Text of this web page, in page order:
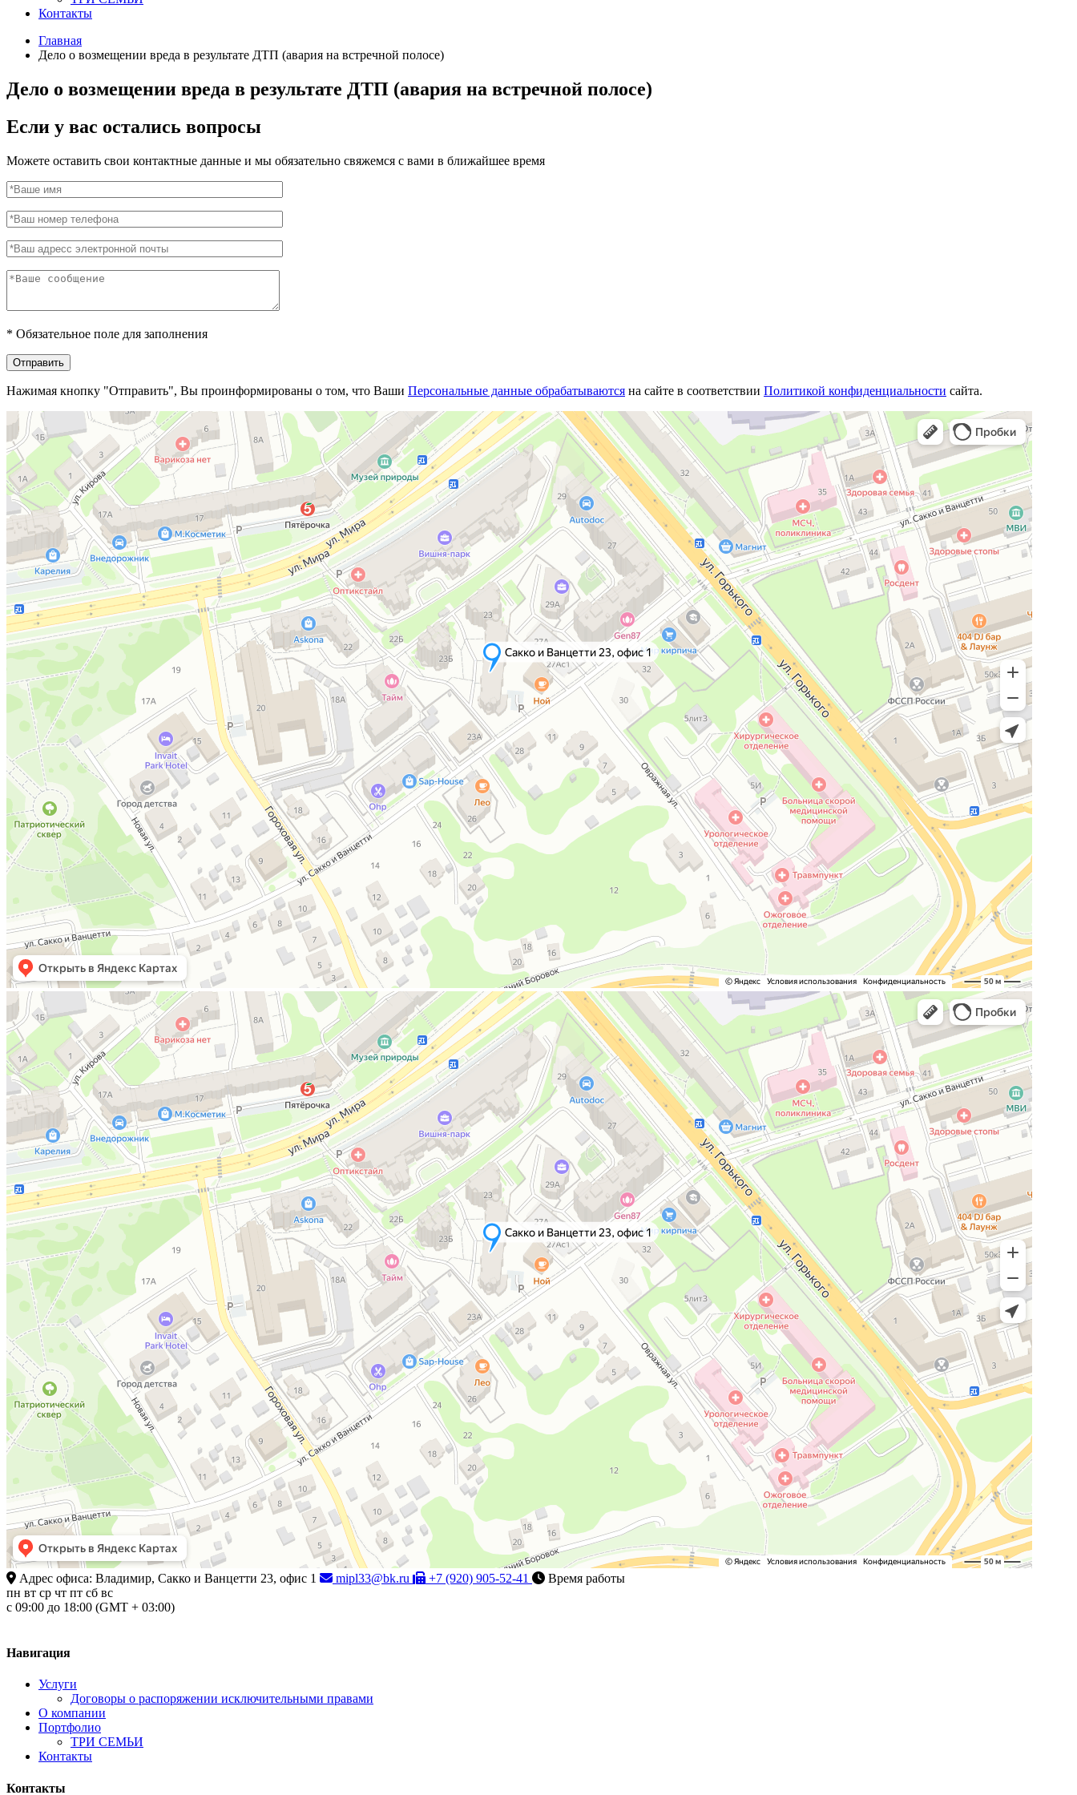
Контакты
Главная
Дело о возмещении вреда в результате ДТП (авария на встречной полосе)
Дело о возмещении вреда в результате ДТП (авария на встречной полосе)
Если у вас остались вопросы
Можете оставить свои контактные данные и мы обязательно свяжемся с вами в ближайшее время
* Обязательное поле для заполнения
Отправить
Нажимая кнопку "Отправить", Вы проинформированы о том, что Ваши Персональные данные обрабатываются на сайте в соответствии Политикой конфиденциальности сайта.
Адрес офиса: Владимир, Сакко и Ванцетти 23, офис 1 mipl33@bk.ru +7 (920) 905-52-41
Время работы
пн вт cр чт пт сб вс
c 09:00 до 18:00 (GMT + 03:00)
Навигация
Услуги
Договоры о распоряжении исключительными правами
О компании
Портфолио
ТРИ СЕМЬИ
Контакты
Контакты